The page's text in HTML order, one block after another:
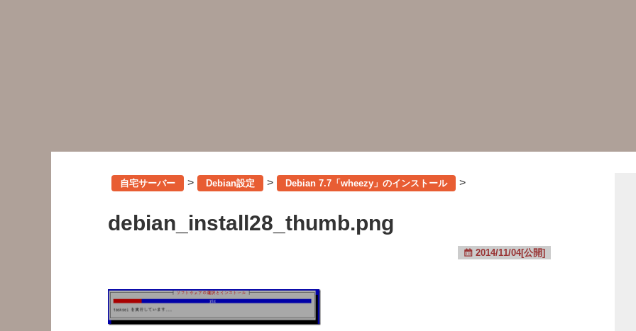
自宅サーバー > Debian設定 > Debian 7.7「wheezy」のインストール >
debian_install28_thumb.png
2014/11/04[公開]